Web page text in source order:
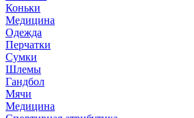
Коньки
Медицина
Одежда
Перчатки
Сумки
Шлемы
Гандбол
Мячи
Медицина